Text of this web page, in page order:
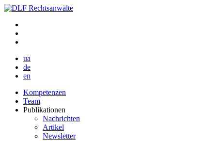
ua
de
en
Kompetenzen
Team
Publikationen
Nachrichten
Artikel
Newsletter